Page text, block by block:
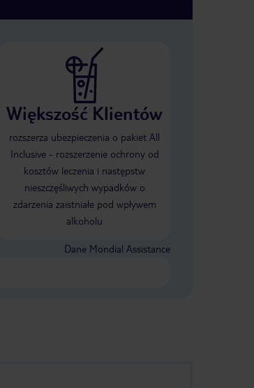
Większość Klientów
rozszerza ubezpieczenia o pakiet All
Inclusive - rozszerzenie ochrony od
kosztów leczenia i następstw
nieszczęśliwych wypadków o
zdarzenia zaistniałe pod wpływem
alkoholu
Dane Mondial Assistance